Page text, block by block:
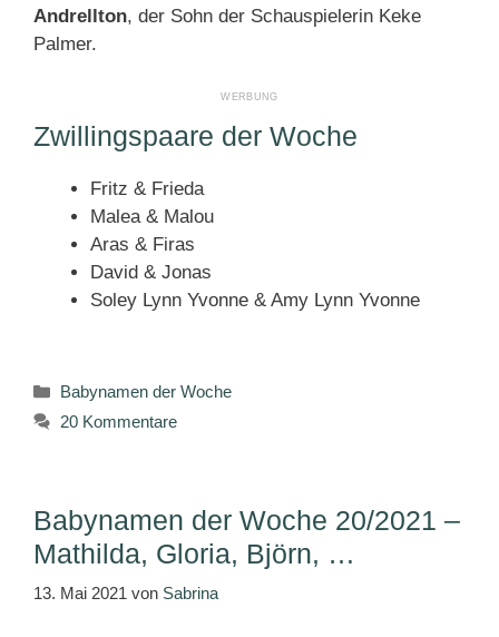
Andrellton, der Sohn der Schauspielerin Keke
Palmer.
Zwillingspaare der Woche
Fritz & Frieda
Malea & Malou
Aras & Firas
David & Jonas
Soley Lynn Yvonne & Amy Lynn Yvonne
Kategorien
Babynamen der Woche
20 Kommentare
Babynamen der Woche 20/2021 –
Mathilda, Gloria, Björn, …
13. Mai 2021 von Sabrina